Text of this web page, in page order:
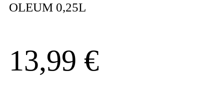
OLEUM 0,25L
13,99 €